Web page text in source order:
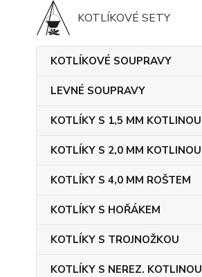
KOTLÍKOVÉ SETY
KOTLÍKOVÉ SOUPRAVY
LEVNÉ SOUPRAVY
KOTLÍKY S 1,5 MM KOTLINOU
KOTLÍKY S 2,0 MM KOTLINOU
KOTLÍKY S 4,0 MM ROŠTEM
KOTLÍKY S HOŘÁKEM
KOTLÍKY S TROJNOŽKOU
KOTLÍKY S NEREZ. KOTLINOU